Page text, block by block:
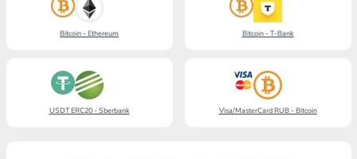
Bitcoin - Ethereum Bitcoin - T-Bank
USDT ERC20 - Sberbank Visa/MasterCard RUB - Bitcoin